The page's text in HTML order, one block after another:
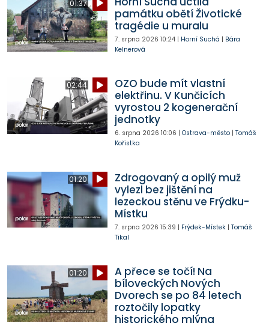
01:37
památku obětí Životické
tragédie u muralu
7. srpna 2026 10:24| Horní Suchá | Bára
Kelnerová
02:44
OZO bude mít vlastní
elektřinu. V Kunčicích
vyrostou 2 kogenerační
jednotky
6. srpna 2026 10:06 | Ostrava-město| Tomáš
Kořistka
01:20
Zdrogovaný a opilý muž
vylezl bez jištění na
lezeckou stěnu ve Frýdku-
Místku
7. srpna 2026 15:39 | Frýdek-Místek| Tomáš
Tikal
01:20
A přece se točí! Na
bíloveckých Nových
Dvorech se po 84 letech
roztočily lopatky
historického mlýna